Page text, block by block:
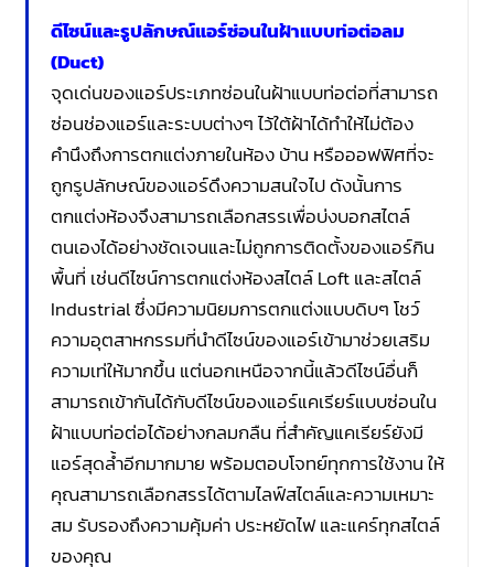
ดีไซน์และรูปลักษณ์แอร์ซ่อนในฝ้าแบบท่อต่อลม
(Duct)
จุดเด่นของแอร์ประเภทซ่อนในฝ้าแบบท่อต่อที่สามารถ
ซ่อนช่องแอร์และระบบต่างๆ ไว้ใต้ฝ้าได้ทำให้ไม่ต้อง
คำนึงถึงการตกแต่งภายในห้อง บ้าน หรือออฟฟิศที่จะ
ถูกรูปลักษณ์ของแอร์ดึงความสนใจไป ดังนั้นการ
ตกแต่งห้องจึงสามารถเลือกสรรเพื่อบ่งบอกสไตล์
ตนเองได้อย่างชัดเจนและไม่ถูกการติดตั้งของแอร์กิน
พื้นที่ เช่นดีไซน์การตกแต่งห้องสไตล์ Loft และสไตล์
Industrial ซึ่งมีความนิยมการตกแต่งแบบดิบๆ โชว์
ความอุตสาหกรรมที่นำดีไซน์ของแอร์เข้ามาช่วยเสริม
ความเท่ให้มากขึ้น แต่นอกเหนือจากนี้แล้วดีไซน์อื่นก็
สามารถเข้ากันได้กับดีไซน์ของแอร์แคเรียร์แบบซ่อนใน
ฝ้าแบบท่อต่อได้อย่างกลมกลืน ที่สำคัญแคเรียร์ยังมี
แอร์สุดล้ำอีกมากมาย พร้อมตอบโจทย์ทุกการใช้งาน ให้
คุณสามารถเลือกสรรได้ตามไลฟ์สไตล์และความเหมาะ
สม รับรองถึงความคุ้มค่า ประหยัดไฟ และแคร์ทุกสไตล์
ของคุณ